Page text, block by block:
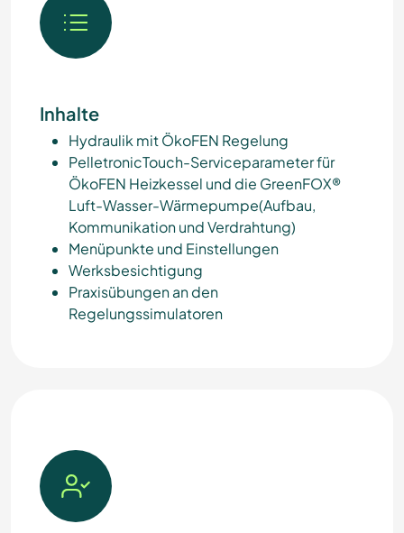
Inhalte
Hydraulik mit ÖkoFEN Regelung
PelletronicTouch-Serviceparameter für
ÖkoFEN Heizkessel und die GreenFOX®
Luft-Wasser-Wärmepumpe(Aufbau,
Kommunikation und Verdrahtung)
Menüpunkte und Einstellungen
Werksbesichtigung
Praxisübungen an den
Regelungssimulatoren